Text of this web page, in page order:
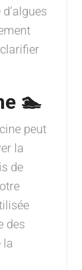
🏊
peut
la
de
des
la